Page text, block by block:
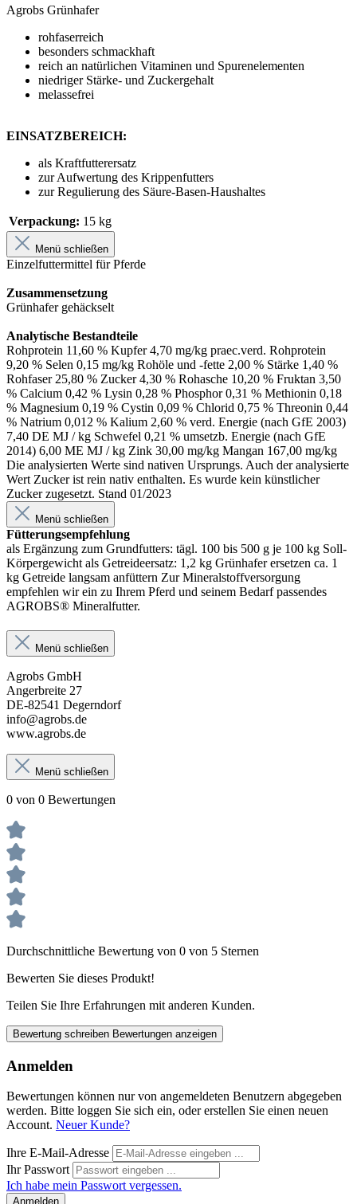
Agrobs Grünhafer
rohfaserreich
besonders schmackhaft
reich an natürlichen Vitaminen und Spurenelementen
niedriger Stärke- und Zuckergehalt
melassefrei
EINSATZBEREICH:
als Kraftfutterersatz
zur Aufwertung des Krippenfutters
zur Regulierung des Säure-Basen-Haushaltes
Verpackung: 15 kg
Menü schließen
Einzelfuttermittel für Pferde
Zusammensetzung
Grünhafer gehäckselt
Analytische Bestandteile
Rohprotein 11,60 % Kupfer 4,70 mg/kg praec.verd. Rohprotein
9,20 % Selen 0,15 mg/kg Rohöle und -fette 2,00 % Stärke 1,40 %
Rohfaser 25,80 % Zucker 4,30 % Rohasche 10,20 % Fruktan 3,50
% Calcium 0,42 % Lysin 0,28 % Phosphor 0,31 % Methionin 0,18
% Magnesium 0,19 % Cystin 0,09 % Chlorid 0,75 % Threonin 0,44
% Natrium 0,012 % Kalium 2,60 % verd. Energie (nach GfE 2003)
7,40 DE MJ / kg Schwefel 0,21 % umsetzb. Energie (nach GfE
2014) 6,00 ME MJ / kg Zink 30,00 mg/kg Mangan 167,00 mg/kg
Die analysierten Werte sind nativen Ursprungs. Auch der analysierte
Wert Zucker ist rein nativ enthalten. Es wurde kein künstlicher
Zucker zugesetzt. Stand 01/2023
Menü schließen
Fütterungsempfehlung
als Ergänzung zum Grundfutters: tägl. 100 bis 500 g je 100 kg Soll-
Körpergewicht als Getreideersatz: 1,2 kg Grünhafer ersetzen ca. 1
kg Getreide langsam anfüttern Zur Mineralstoffversorgung
empfehlen wir ein zu Ihrem Pferd und seinem Bedarf passendes
AGROBS® Mineralfutter.
Menü schließen
Agrobs GmbH
Angerbreite 27
DE-82541 Degerndorf
info@agrobs.de
www.agrobs.de
Menü schließen
0 von 0 Bewertungen
Durchschnittliche Bewertung von 0 von 5 Sternen
Bewerten Sie dieses Produkt!
Teilen Sie Ihre Erfahrungen mit anderen Kunden.
Bewertung schreiben Bewertungen anzeigen
Anmelden
Bewertungen können nur von angemeldeten Benutzern abgegeben
werden. Bitte loggen Sie sich ein, oder erstellen Sie einen neuen
Account. Neuer Kunde?
Ihre E-Mail-Adresse
Ihr Passwort
Ich habe mein Passwort vergessen.
Anmelden